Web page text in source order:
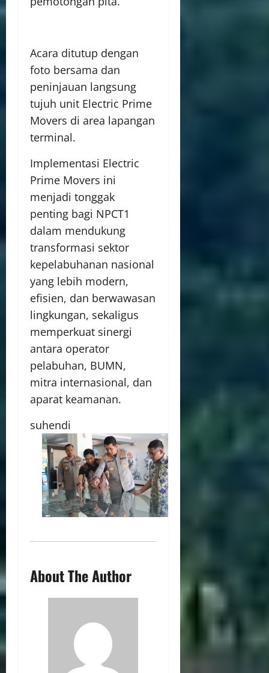
Acara ditutup dengan
foto bersama dan
peninjauan langsung
tujuh unit Electric Prime
Movers di area lapangan
terminal.
Implementasi Electric
Prime Movers ini
menjadi tonggak
penting bagi NPCT1
dalam mendukung
transformasi sektor
kepelabuhanan nasional
yang lebih modern,
efisien, dan berwawasan
lingkungan, sekaligus
memperkuat sinergi
antara operator
pelabuhan, BUMN,
mitra internasional, dan
aparat keamanan.
suhendi
About The Author